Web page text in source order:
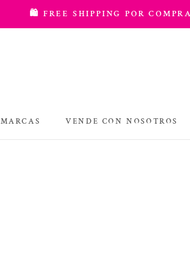
🛍️ FREE SHIPPING POR
MARCAS
VENDE CON NOSOTROS